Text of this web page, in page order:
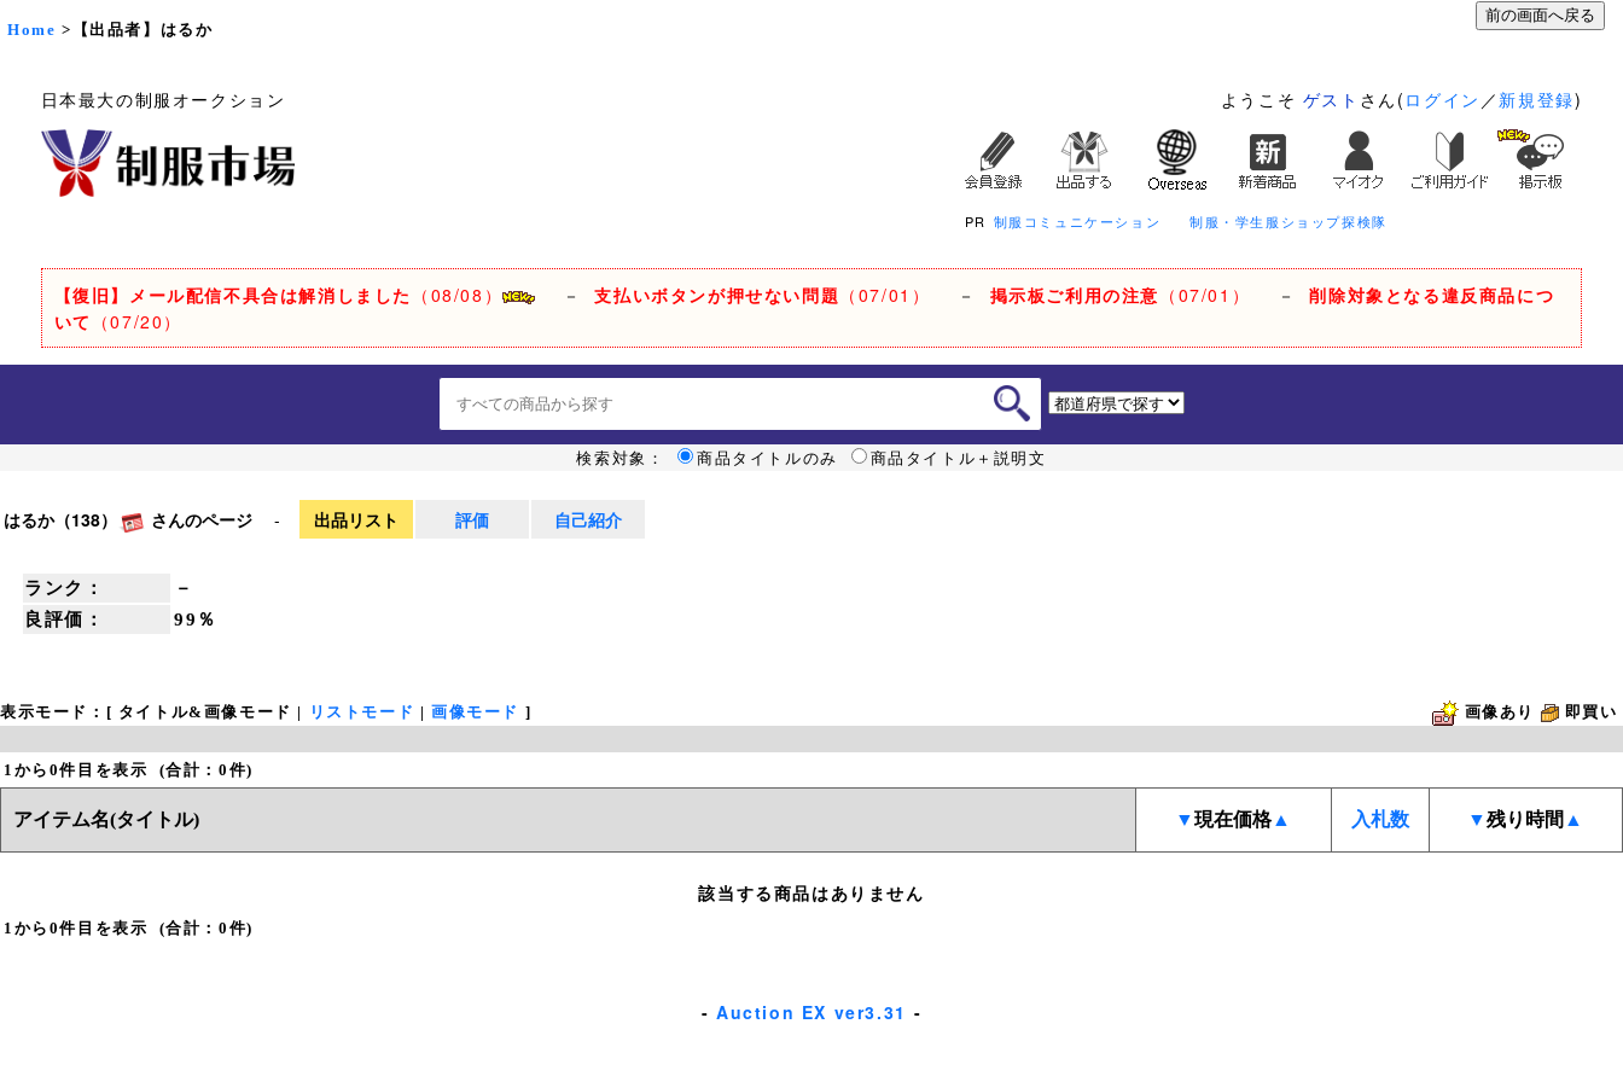
Home >【出品者】はるか
日本最大の制服オークション ようこそ ゲスト さん( ログイン ／ 新規登録)
PR 制服コミュニケーション 制服・学生服ショップ探検隊
【復旧】メール配信不具合は解消しました （08/08） －支払いボタンが押せない問題 （07/01） － 掲示板ご利用の注意 （07/01） －削除対象となる違反商品につ
いて （07/20）
検索対象： 商品タイトルのみ 商品タイトル＋説明文
はるか（138） さんのページ - 出品リスト 評価 自己紹介
ランク：
－
良評価：
99％
表示モード：[ タイトル&画像モード | リストモード |画像モード ] 画像あり 即買い
1 から 0件目を表示 (合計：0件)
アイテム名(タイトル) ▼現在価格▲ 入札数 ▼残り時間 ▲
該当する商品はありません
1 から 0件目を表示 (合計：0件)
-Auction EX ver3.31 -